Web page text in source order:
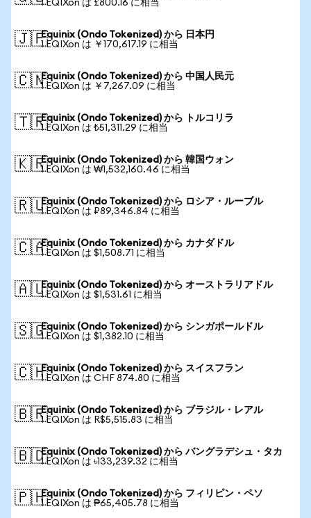
1 EQIXon は £800.16 に相当
🇯🇵Equinix (Ondo Tokenized) から 日本円
1 EQIXon は ￥170,617.19 に相当
🇨🇳Equinix (Ondo Tokenized) から 中国人民元
1 EQIXon は ￥7,267.09 に相当
🇹🇷Equinix (Ondo Tokenized) から トルコリラ
1 EQIXon は ₺51,311.29 に相当
🇰🇷Equinix (Ondo Tokenized) から 韓国ウォン
1 EQIXon は ₩1,532,160.46 に相当
🇷🇺Equinix (Ondo Tokenized) から ロシア・ルーブル
1 EQIXon は ₽89,346.84 に相当
🇨🇦Equinix (Ondo Tokenized) から カナダドル
1 EQIXon は $1,508.71 に相当
🇦🇺Equinix (Ondo Tokenized) から オーストラリアドル
1 EQIXon は $1,531.61 に相当
🇸🇬Equinix (Ondo Tokenized) から シンガポールドル
1 EQIXon は $1,382.10 に相当
🇨🇭Equinix (Ondo Tokenized) から スイスフラン
1 EQIXon は CHF 874.80 に相当
🇧🇷Equinix (Ondo Tokenized) から ブラジル・レアル
1 EQIXon は R$5,515.83 に相当
🇧🇩Equinix (Ondo Tokenized) から バングラデシュ・タカ
1 EQIXon は ৳133,239.32 に相当
🇵🇭Equinix (Ondo Tokenized) から フィリピン・ペソ
1 EQIXon は ₱65,405.78 に相当